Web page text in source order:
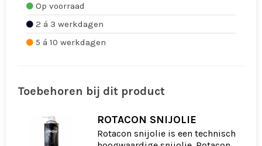
Op voorraad
2 á 3 werkdagen
5 á 10 werkdagen
Toebehoren bij dit product
ROTACON SNIJOLIE
Rotacon snijolie is een technisch